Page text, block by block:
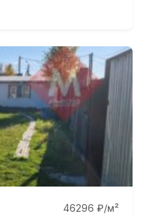
46296 ₽/м²